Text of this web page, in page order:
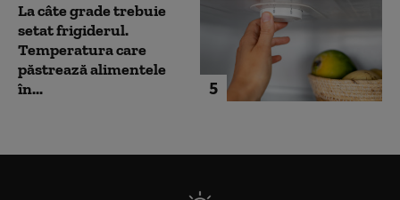
5
La câte grade trebuie
setat frigiderul.
Temperatura care
păstrează alimentele
în...